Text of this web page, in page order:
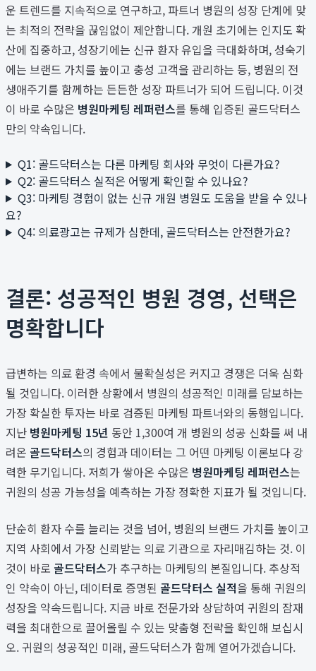
운 트렌드를 지속적으로 연구하고, 파트너 병원의 성장 단계에 맞
는 최적의 전략을 끊임없이 제안합니다. 개원 초기에는 인지도 확
산에 집중하고, 성장기에는 신규 환자 유입을 극대화하며, 성숙기
에는 브랜드 가치를 높이고 충성 고객을 관리하는 등, 병원의 전
생애주기를 함께하는 든든한 성장 파트너가 되어 드립니다. 이것
이 바로 수많은 병원마케팅 레퍼런스를 통해 입증된 골드닥터스
만의 약속입니다.
Q1: 골드닥터스는 다른 마케팅 회사와 무엇이 다른가요?
Q2: 골드닥터스 실적은 어떻게 확인할 수 있나요?
Q3: 마케팅 경험이 없는 신규 개원 병원도 도움을 받을 수 있나
요?
Q4: 의료광고는 규제가 심한데, 골드닥터스는 안전한가요?
결론: 성공적인 병원 경영, 선택은
명확합니다
급변하는 의료 환경 속에서 불확실성은 커지고 경쟁은 더욱 심화
될 것입니다. 이러한 상황에서 병원의 성공적인 미래를 담보하는
가장 확실한 투자는 바로 검증된 마케팅 파트너와의 동행입니다.
지난 병원마케팅 15년 동안 1,300여 개 병원의 성공 신화를 써 내
려온 골드닥터스의 경험과 데이터는 그 어떤 마케팅 이론보다 강
력한 무기입니다. 저희가 쌓아온 수많은 병원마케팅 레퍼런스는
귀원의 성공 가능성을 예측하는 가장 정확한 지표가 될 것입니다.
단순히 환자 수를 늘리는 것을 넘어, 병원의 브랜드 가치를 높이고
지역 사회에서 가장 신뢰받는 의료 기관으로 자리매김하는 것. 이
것이 바로 골드닥터스가 추구하는 마케팅의 본질입니다. 추상적
인 약속이 아닌, 데이터로 증명된 골드닥터스 실적을 통해 귀원의
성장을 약속드립니다. 지금 바로 전문가와 상담하여 귀원의 잠재
력을 최대한으로 끌어올릴 수 있는 맞춤형 전략을 확인해 보십시
오. 귀원의 성공적인 미래, 골드닥터스가 함께 열어가겠습니다.